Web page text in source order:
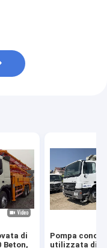
di
Beton,
Pompa
utilizzata di